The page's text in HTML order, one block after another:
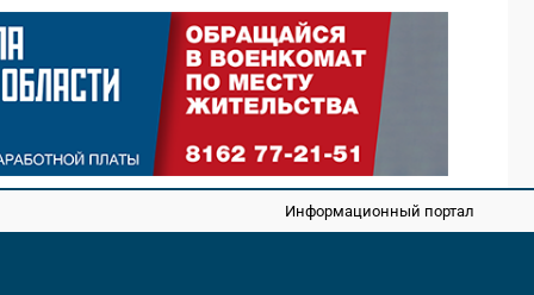
Информационный портал